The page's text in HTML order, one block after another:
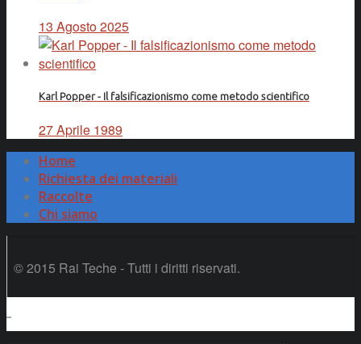
13 Agosto 2025
Karl Popper - Il falsificazionismo come metodo scientifico
27 Aprile 1989
Home
Richiesta dei materiali
Raccolte
Chi siamo
© 2015 Rai Teche - Tutti i diritti riservati.